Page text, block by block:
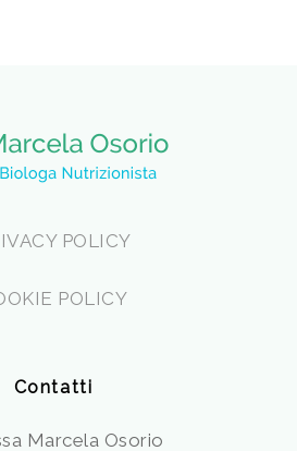
POLICY
POLICY
Contatti
Marcela Osorio